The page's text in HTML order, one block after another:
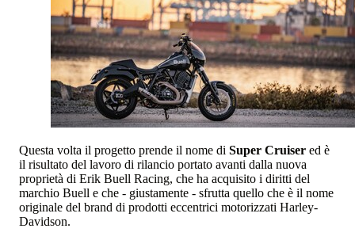
Questa volta il progetto prende il nome di Super Cruiser ed è
il risultato del lavoro di rilancio portato avanti dalla nuova
proprietà di Erik Buell Racing, che ha acquisito i diritti del
marchio Buell e che - giustamente - sfrutta quello che è il nome
originale del brand di prodotti eccentrici motorizzati Harley-
Davidson.